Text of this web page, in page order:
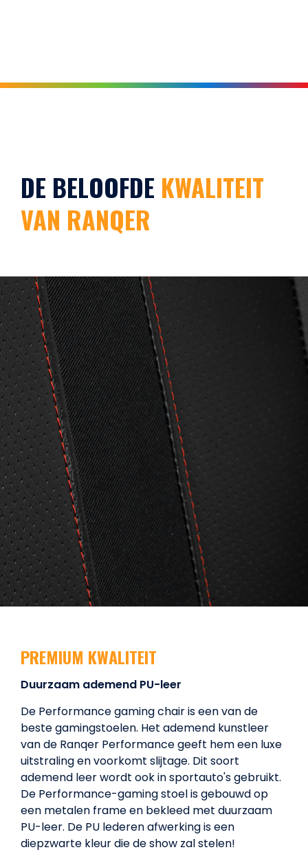
DE BELOOFDE KWALITEIT
VAN RANQER
PREMIUM KWALITEIT
Duurzaam ademend PU-leer
De Performance gaming chair is een van de
beste gamingstoelen. Het ademend kunstleer
van de Ranqer Performance geeft hem een ​​luxe
uitstraling en voorkomt slijtage. Dit soort
ademend leer wordt ook in sportauto's gebruikt.
De Performance-gaming stoel is gebouwd op
een metalen frame en bekleed met duurzaam
PU-leer. De PU lederen afwerking is een
diepzwarte kleur die de show zal stelen!